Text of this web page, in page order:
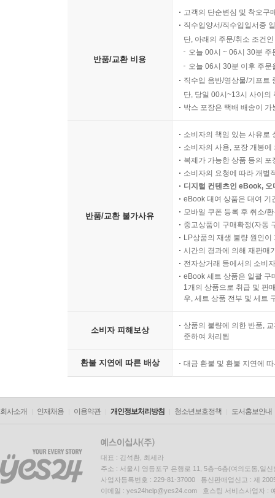
반품/교환 비용
고객의 단순변심 및 착오구
직수입양서/직수입일서중
단, 아래의 주문/취소 조건
오늘 00시 ~ 06시 30분
오늘 06시 30분 이후 주
직수입 음반/영상물/기프트
단, 당일 00시~13시 사이의
박스 포장은 택배 배송이
반품/교환 불가사유
소비자의 책임 있는 사유로
소비자의 사용, 포장 개봉
복제가 가능한 상품 등의
소비자의 요청에 따라 개별
디지털 컨텐츠인 eBook,
eBook 대여 상품은 대여 기
모바일 쿠폰 등록 후 취소/
중고상품이 구매확정(자동
LP상품의 재생 불량 원인
시간의 경과에 의해 재판매
전자상거래 등에서의 소비
eBook 세트 상품은 일괄 구
1개의 상품으로 취급 및 판
우, 세트 상품 전부 및 세트
소비자 피해보상
상품의 불량에 의한 반품,
준하여 처리됨
환불 지연에 따른 배상 대금 환불 및 환불 지연에
회사소개 인재채용 이용약관 개인정보처리방침 청소년보호정책 도서홍보안내
대표 : 김석환, 최세라
주소 : 서울시 영등포구 은행로 11, 5층~6층(여의도동,일신
사업자등록번호 : 229-81-37000 통신판매업신고 : 제
이메일 : yes24help@yes24.com 호스팅 서비스사업자 :